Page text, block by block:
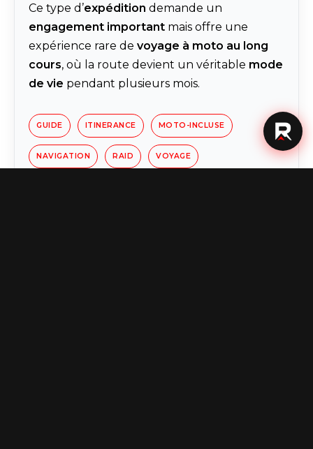
Ce type d’expédition demande un
engagement important mais offre une
expérience rare de voyage à moto au long
cours, où la route devient un véritable mode
de vie pendant plusieurs mois.
GUIDE ITINERANCE MOTO-INCLUSE
NAVIGATION RAID VOYAGE